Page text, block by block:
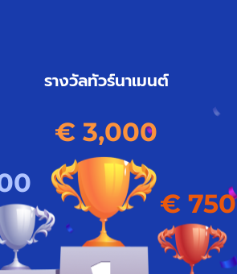
รางวัลทัวร์นาเมนต์
€ 3,000
€ 750